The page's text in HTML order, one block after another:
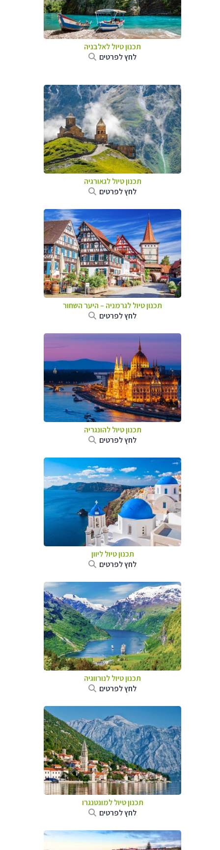
תכנון טיול לאלבניה
לחץ לפרטים
תכנון טיול לגאורגיה
לחץ לפרטים
תכנון טיול לגרמניה – היער השחור
לחץ לפרטים
תכנון טיול להונגריה
לחץ לפרטים
תכנון טיול ליוון
לחץ לפרטים
תכנון טיול לנורווגיה
לחץ לפרטים
תכנון טיול למונטנגרו
לחץ לפרטים